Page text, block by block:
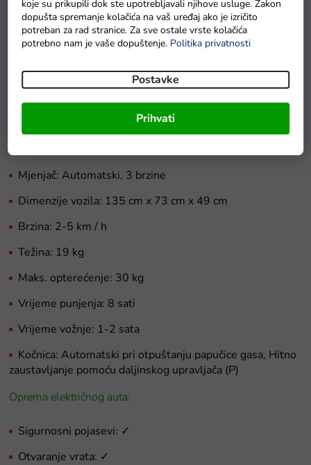
koje su prikupili dok ste upotrebljavali njihove usluge. Zakon
dopušta spremanje kolačića na vaš uređaj ako je izričito
potreban za rad stranice. Za sve ostale vrste kolačića
potrebno nam je vaše dopuštenje. Politika privatnosti
Postavke
Prihvati
zaustavljanja.Električni autoje namijenjen djeci starijoj od
3 godine, ali uz pomoć roditelja mogu ga koristiti i mlađi
Tehničke značajke električnog auta:
Mjenjač: Automatski, 3 brzine
Dimenzije vozila: 135 cm x 73 cm x 49 cm
Brzina: 2-5 km / h
Težina: 19 kg
Maks. opterećenje: 30 kg
Vrijeme punjenja: 8 sati
Vrijeme vožnje: 1-2 sata
Kočnica: Automatski pri otpuštanju papučice gasa, Hitno
zaustavljanje pomoću daljinskog upravljača (P)
Oprema električnog auta:
Sigurnosni pojasevi: ✓
Otvaranje vrata: ✓